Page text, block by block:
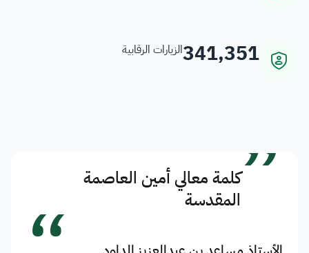
341,351الزيارات الرقابية
”كلمة معالي أمين العاصمة
المقدسة